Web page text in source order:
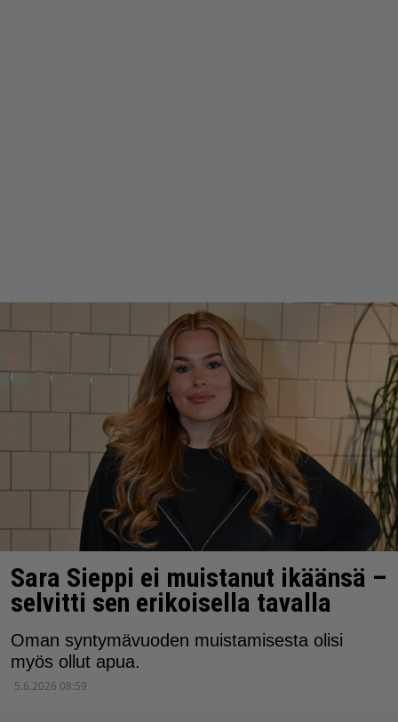
Sara Sieppi ei muistanut ikäänsä –
selvitti sen erikoisella tavalla
Oman syntymävuoden muistamisesta olisi
myös ollut apua.
5.6.2026 08:59